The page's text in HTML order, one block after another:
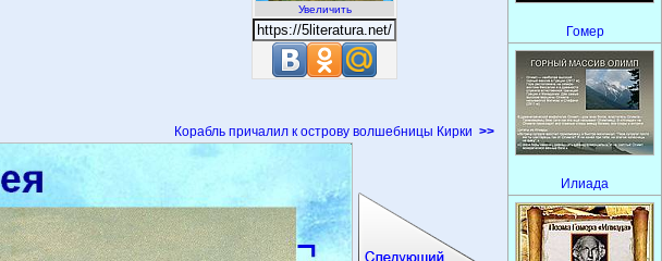
Увеличить
Корабль причалил к острову волшебницы Кирки >>
Гомер
Илиада